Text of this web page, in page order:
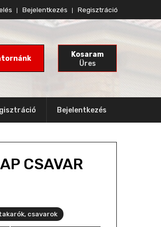
Bejelentkezés Regisztráció
Kosaram
Üres
Bejelentkezés
CSAVAR
csavarok